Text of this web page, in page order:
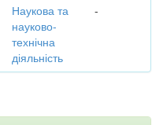
Наукова та
науково-
технічна
діяльність
-